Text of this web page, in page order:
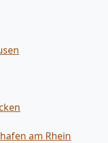
am Rhein